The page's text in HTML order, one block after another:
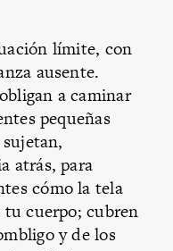
límite, con
ausente.
a caminar
pequeñas
atrás, para
cómo la tela
cuerpo; cubren
y de los